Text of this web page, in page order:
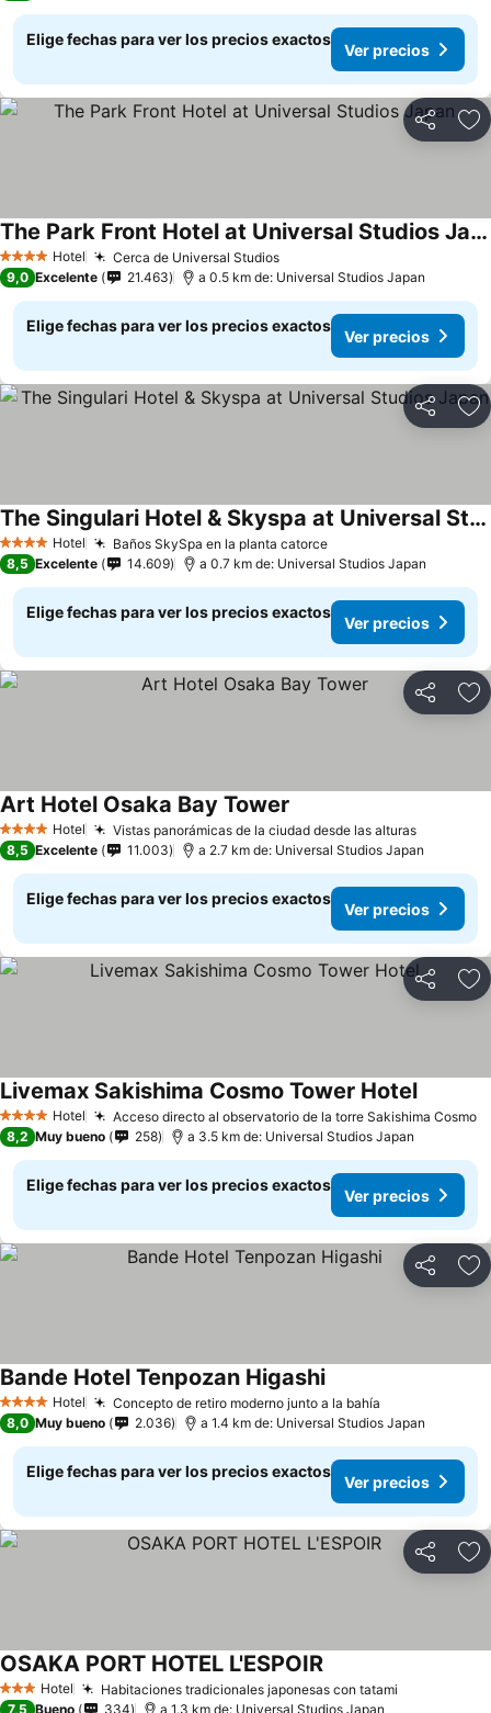
Elige fechas para ver los precios exactos
Ver precios
Compartir
4 EstrellasHotel Cerca de Universal StudiosVer precios
The Park Front Hotel at Universal Studios Japan
Ver precios
9,0 Excelente 21.463 a 0.5 km de: Universal Studios Japan
Elige fechas para ver los precios exactos
Ver precios
Compartir
4 EstrellasHotel Baños SkySpa en la planta catorceVer precios
The Singulari Hotel & Skyspa at Universal Studios Japan
Ver precios
8,5 Excelente 14.609 a 0.7 km de: Universal Studios Japan
Elige fechas para ver los precios exactos
Ver precios
Compartir
4 EstrellasHotel Vistas panorámicas de la ciudad desde las alturasVer
Art Hotel Osaka Bay Tower
8,5 Excelente 11.003 a 2.7 km de: Universal Studios Japan
Elige fechas para ver los precios exactos
Ver precios
Compartir
4 EstrellasHotel Acceso directo al observatorio de la torre Sakishima Cosmo
Livemax Sakishima Cosmo Tower HotelVer
8,2 Muy bueno 258 a 3.5 km de: Universal Studios Japan
Elige fechas para ver los precios exactos
Ver precios
Compartir
4 EstrellasHotel Concepto de retiro moderno junto a la bahía
Bande Hotel Tenpozan HigashiVer precios
8,0 Muy bueno 2.036 a 1.4 km de: Universal Studios Japan
Elige fechas para ver los precios exactos
Ver precios
Compartir
3 Estrellas
Hotel Habitaciones tradicionales japonesas con tatami
OSAKA PORT HOTEL L'ESPOIRVer precios
7,5 Bueno 334 a 1.3 km de: Universal Studios Japan